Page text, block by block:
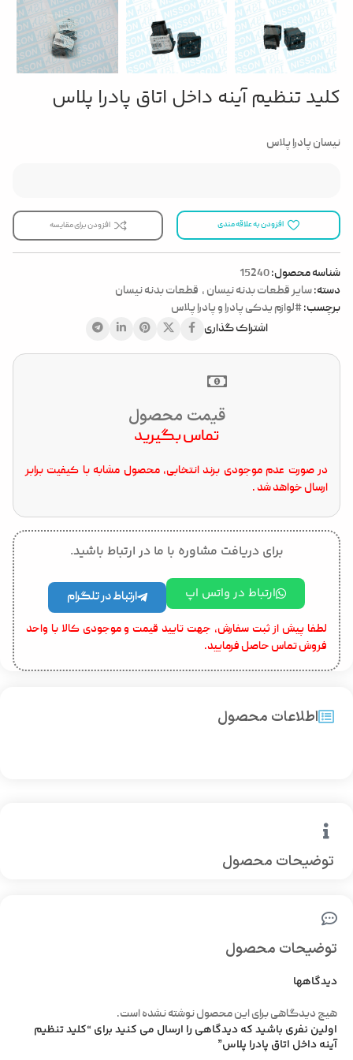
کلید تنظیم آینه داخل اتاق پادرا پلاس
نیسان پادرا پلاس
افزودن به علاقه مندی افزودن برای مقایسه
شناسه محصول:15240
دسته:سایر قطعات بدنه نیسان , قطعات بدنه نیسان
برچسب:#لوازم یدکی پادرا و پادرا پلاس
اشتراک گذاری
قیمت محصول
تماس بگیرید
در صورت عدم موجودی برند انتخابی، محصول مشابه با کیفیت برابر
ارسال خواهد شد .
برای دریافت مشاوره با ما در ارتباط باشید.
ارتباط در واتس اپ ارتباط در تلگرام
لطفا پیش از ثبت سفارش، جهت تایید قیمت و موجودی کالا با واحد
فروش تماس حاصل فرمایید.
توضیحات محصول
اطلاعات محصول
توضیحات محصول
دیدگاهها
هیچ دیدگاهی برای این محصول نوشته نشده است.
اولین نفری باشید که دیدگاهی را ارسال می کنید برای “کلید تنظیم
آینه داخل اتاق پادرا پلاس”